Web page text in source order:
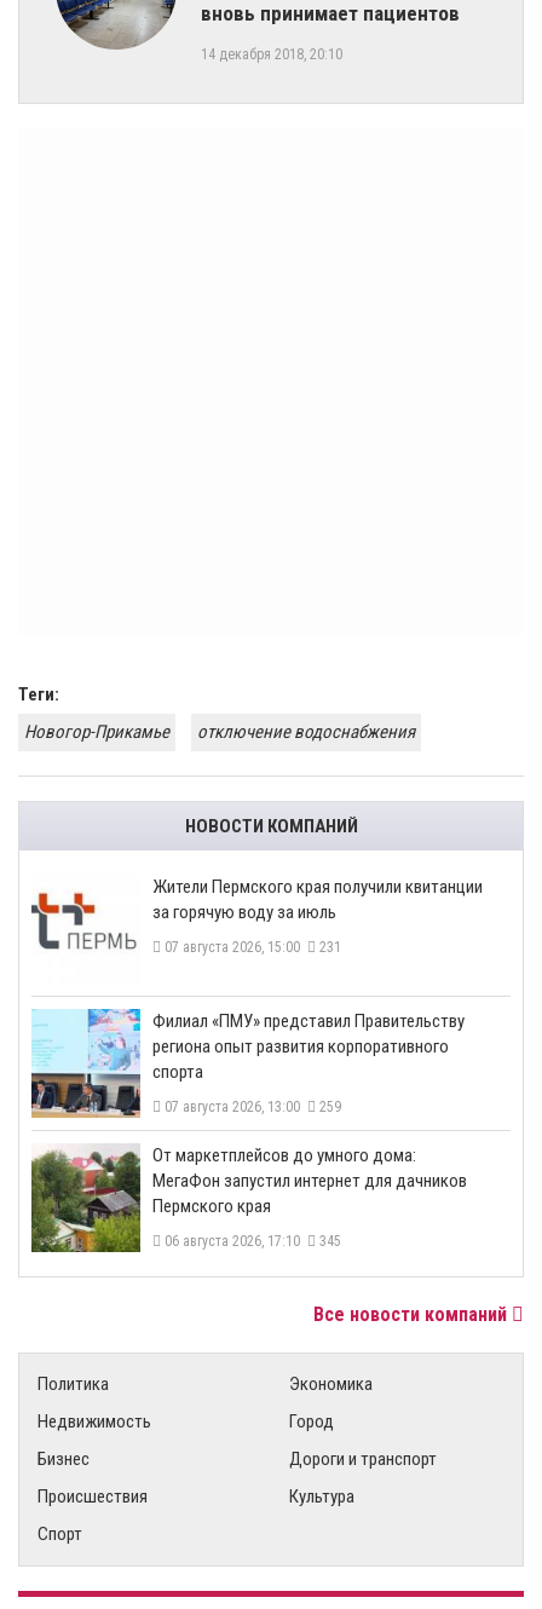
вновь принимает пациентов
14 декабря 2018, 20:10
Теги:
Новогор-Прикамье
отключение водоснабжения
НОВОСТИ КОМПАНИЙ
​Жители Пермского края получили квитанции
за горячую воду за июль
07 августа 2026, 15:00 231
​Филиал «ПМУ» представил Правительству
региона опыт развития корпоративного
спорта
07 августа 2026, 13:00 259
От маркетплейсов до умного дома:
МегаФон запустил интернет для дачников
Пермского края
06 августа 2026, 17:10 345
Все новости компаний
Политика
Экономика
Недвижимость
Город
Бизнес
Дороги и транспорт
Происшествия
Культура
Спорт